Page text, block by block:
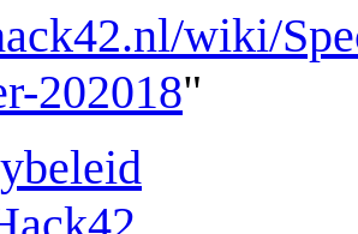
wiki/
202018"